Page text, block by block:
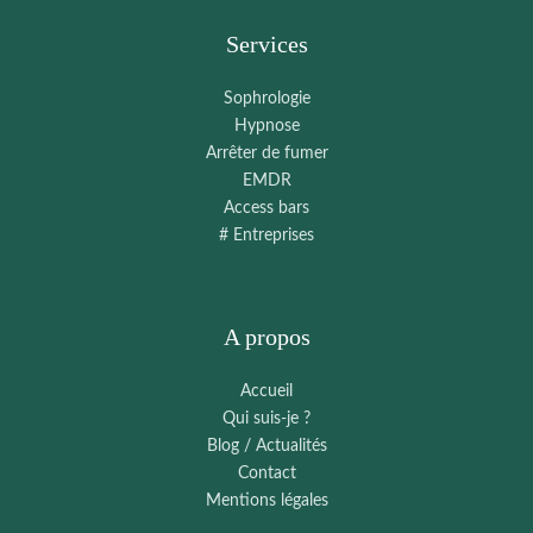
Services
Sophrologie
Hypnose
Arrêter de fumer
EMDR
Access bars
# Entreprises
A propos
Accueil
Qui suis-je ?
Blog / Actualités
Contact
Mentions légales